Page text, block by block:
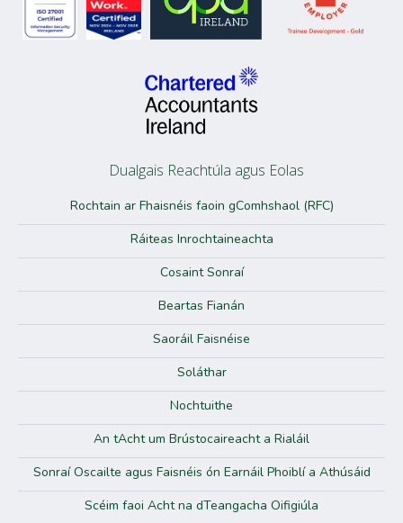
Dualgais Reachtúla agus Eolas
Rochtain ar Fhaisnéis faoin gComhshaol (RFC)
Ráiteas Inrochtaineachta
Cosaint Sonraí
Beartas Fianán
Saoráil Faisnéise
Soláthar
Nochtuithe
An tAcht um Brústocaireacht a Rialáil
Sonraí Oscailte agus Faisnéis ón Earnáil Phoiblí a Athúsáid
Scéim faoi Acht na dTeangacha Oifigiúla